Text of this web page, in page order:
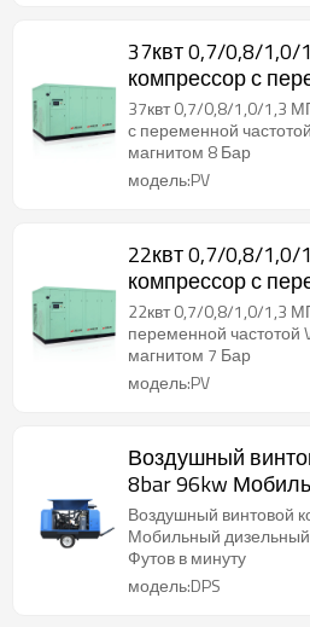
37квт 0,7/0,8/
компрессор с
VSD с
37квт 0,7/0,8/1,0/1,3
с переменной
магнитом 8 Бар
модель:PV
22квт 0,7/0,8/
компрессор с
VSD с
22квт 0,7/0,8/1,0/1,3
переменной частотой
магнитом 7 Бар
модель:PV
Воздушный
8bar 96kw
компрессор
Воздушный винтовой
Мобильный
Футов в минуту
модель:DPS